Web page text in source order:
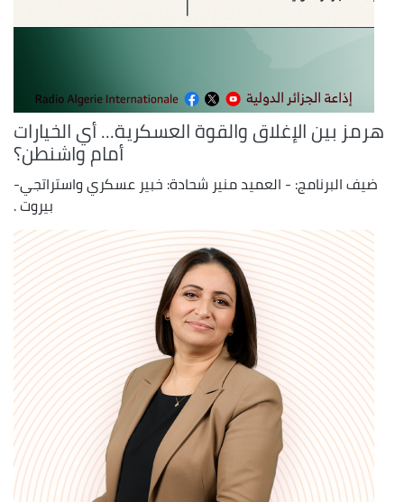
هرمز بين الإغلاق والقوة العسكرية... أي الخيارات
أمام واشنطن؟
ضيف البرنامج: - العميد منير شحادة: خبير عسكري واستراتجي-
بيروت .